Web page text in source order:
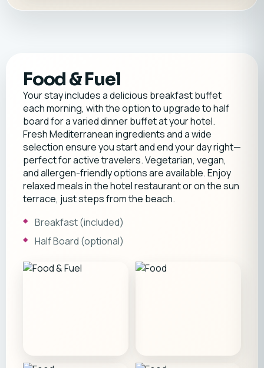
Food & Fuel
Your stay includes a delicious breakfast buffet
each morning, with the option to upgrade to half
board for a varied dinner buffet at your hotel.
Fresh Mediterranean ingredients and a wide
selection ensure you start and end your day right—
perfect for active travelers. Vegetarian, vegan,
and allergen-friendly options are available. Enjoy
relaxed meals in the hotel restaurant or on the sun
terrace, just steps from the beach.
Breakfast (included)
Half Board (optional)